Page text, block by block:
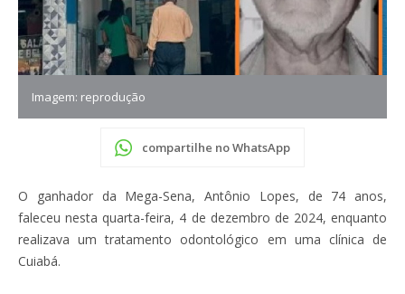
Imagem: reprodução
compartilhe no WhatsApp
O ganhador da Mega-Sena, Antônio Lopes, de 74 anos,
faleceu nesta quarta-feira, 4 de dezembro de 2024, enquanto
realizava um tratamento odontológico em uma clínica de
Cuiabá.